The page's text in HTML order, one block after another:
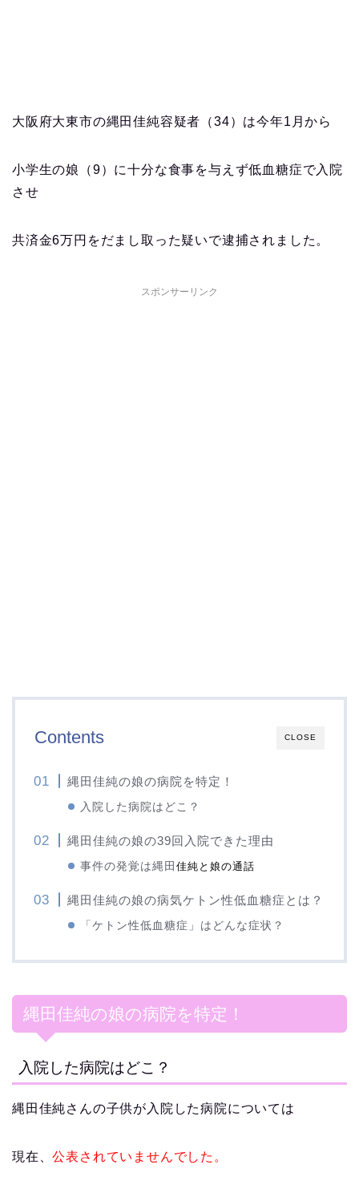
大阪府大東市の縄田佳純容疑者（34）は今年1月から
小学生の娘（9）に十分な食事を与えず低血糖症で入院
させ
共済金6万円をだまし取った疑いで逮捕されました。
スポンサーリンク
CLOSE
Contents
縄田佳純の娘の病院を特定！
入院した病院はどこ？
縄田佳純の娘の39回入院できた理由
事件の発覚は縄田佳純と娘の通話
縄田佳純の娘の病気ケトン性低血糖症とは？
「ケトン性低血糖症」はどんな症状？
縄田佳純の娘の病院を特定！
入院した病院はどこ？
縄田佳純さんの子供が入院した病院については
現在、公表されていませんでした。